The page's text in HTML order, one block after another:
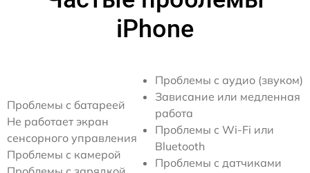
iPhone
Проблемы с батареей
Не работает экран
сенсорного управления
Проблемы с камерой
Проблемы с аудио (звуком)
Зависание или медленная
работа
Проблемы с Wi-Fi или
Bluetooth
Проблемы с датчиками